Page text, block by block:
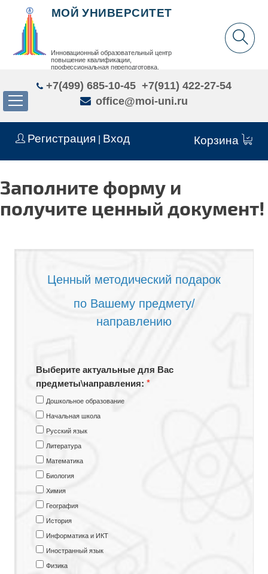
Регистрация Вход Корзина
МОЙ УНИВЕРСИТЕТ
Инновационный образовательный центр
повышение квалификации,
профессиональная переподготовка,
+7(499) 685-10-45 +7(911) 422-27-54
office@moi-uni.ru
Заполните форму и
получите ценный документ!
Ценный методический подарок
по Вашему предмету/
направлению
Выберите актуальные для Вас
предметы\направления:
Дошкольное образование
Начальная школа
Русский язык
Литература
Математика
Биология
Химия
География
История
Информатика и ИКТ
Иностранный язык
Физика